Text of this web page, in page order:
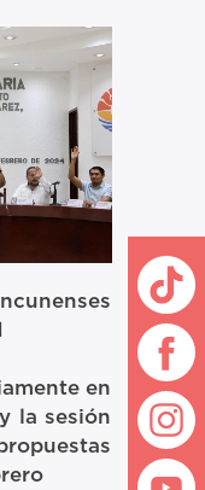
en
la sesión